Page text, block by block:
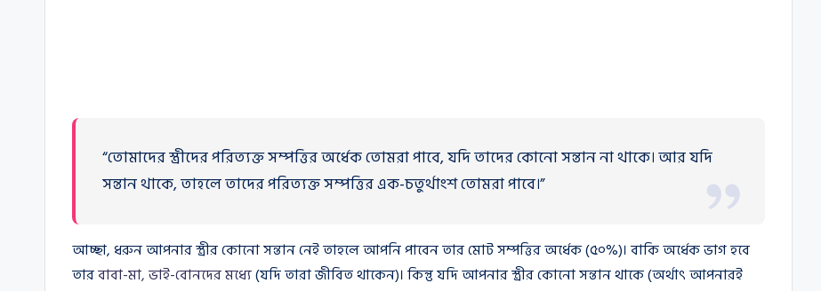
“তোমাদের স্ত্রীদের পরিত্যক্ত সম্পত্তির অর্ধেক তোমরা পাবে, যদি তাদের কোনো সন্তান না থাকে। আর যদি
সন্তান থাকে, তাহলে তাদের পরিত্যক্ত সম্পত্তির এক-চতুর্থাংশ তোমরা পাবে।”
আচ্ছা, ধরুন আপনার স্ত্রীর কোনো সন্তান নেই তাহলে আপনি পাবেন তার মোট সম্পত্তির অর্ধেক (৫০%)। বাকি অর্ধেক ভাগ হবে
তারবাবা-মা, ভাই-বোনদের মধ্যে(যদি তারা জীবিত থাকেন)। কিন্তু যদি আপনার স্ত্রীর কোনো সন্তান থাকে (অর্থাৎ আপনারই